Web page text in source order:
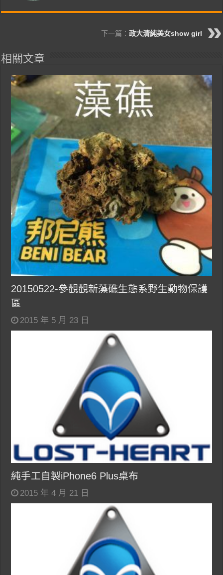
下一篇： 政大清純美女show girl
相關文章
20150522-參觀觀新藻礁生態系野生動物保護
區
2015 年 5 月 23 日
純手工自製iPhone6 Plus桌布
2015 年 4 月 21 日